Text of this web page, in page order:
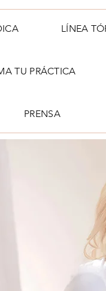
LÍNEA
TU PRÁCTICA
PRENSA